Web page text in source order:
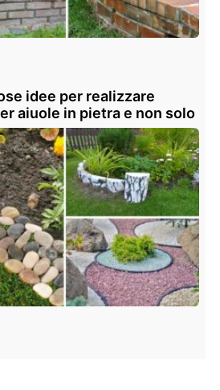
idee per realizzare
aiuole in pietra e non solo